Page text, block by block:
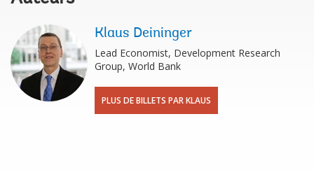
Klaus Deininger
Lead Economist, Development Research
Group, World Bank
PLUS DE BILLETS PAR KLAUS